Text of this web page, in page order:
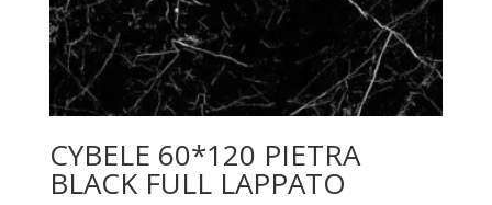
CYBELE 60*120 PIETRA
BLACK FULL LAPPATO